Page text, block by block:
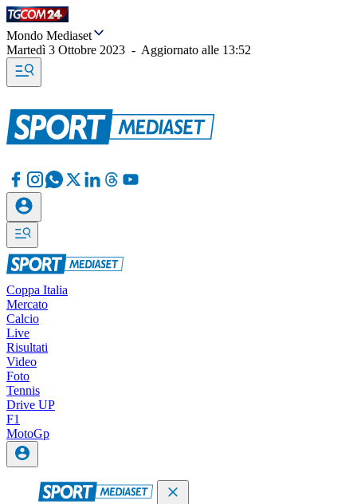
Mondo Mediaset
Martedì 3 Ottobre 2023 - Aggiornato alle 13:52
Coppa Italia
Mercato
Calcio
Live
Risultati
Video
Foto
Tennis
Drive UP
F1
MotoGp